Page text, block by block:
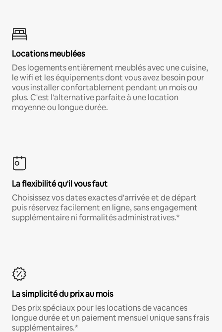
Locations meublées
Des logements entièrement meublés avec une cuisine,
le wifi et les équipements dont vous avez besoin pour
vous installer confortablement pendant un mois ou
plus. C'est l'alternative parfaite à une location
moyenne ou longue durée.
La flexibilité qu'il vous faut
Choisissez vos dates exactes d'arrivée et de départ
puis réservez facilement en ligne, sans engagement
supplémentaire ni formalités administratives.*
La simplicité du prix au mois
Des prix spéciaux pour les locations de vacances
longue durée et un paiement mensuel unique sans frais
supplémentaires.*